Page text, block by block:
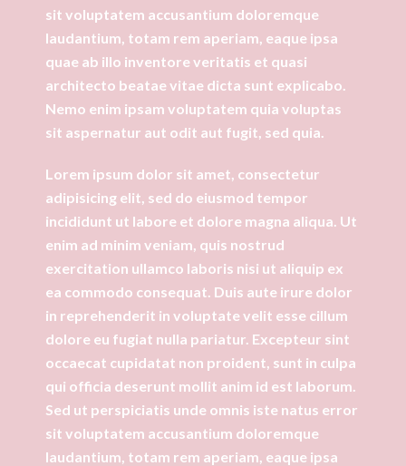
sit voluptatem accusantium doloremque
laudantium, totam rem aperiam, eaque ipsa
quae ab illo inventore veritatis et quasi
architecto beatae vitae dicta sunt explicabo.
Nemo enim ipsam voluptatem quia voluptas
sit aspernatur aut odit aut fugit, sed quia.
Lorem ipsum dolor sit amet, consectetur
adipisicing elit, sed do eiusmod tempor
incididunt ut labore et dolore magna aliqua. Ut
enim ad minim veniam, quis nostrud
exercitation ullamco laboris nisi ut aliquip ex
ea commodo consequat. Duis aute irure dolor
in reprehenderit in voluptate velit esse cillum
dolore eu fugiat nulla pariatur. Excepteur sint
occaecat cupidatat non proident, sunt in culpa
qui officia deserunt mollit anim id est laborum.
Sed ut perspiciatis unde omnis iste natus error
sit voluptatem accusantium doloremque
laudantium, totam rem aperiam, eaque ipsa